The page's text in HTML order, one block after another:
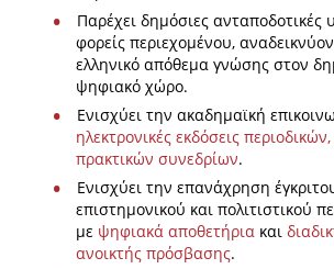
Παρέχει δημόσιες ανταποδοτικές
φορείς περιεχομένου,
ελληνικό απόθεμα γνώσης στον
ψηφιακό χώρο.
Ενισχύει την ακαδημαϊκή
ηλεκτρονικές εκδόσεις
πρακτικών συνεδρίων.
Ενισχύει την επανάχρηση
επιστημονικού και πολιτιστικού
με ψηφιακά αποθετήρια και
ανοικτής πρόσβασης.